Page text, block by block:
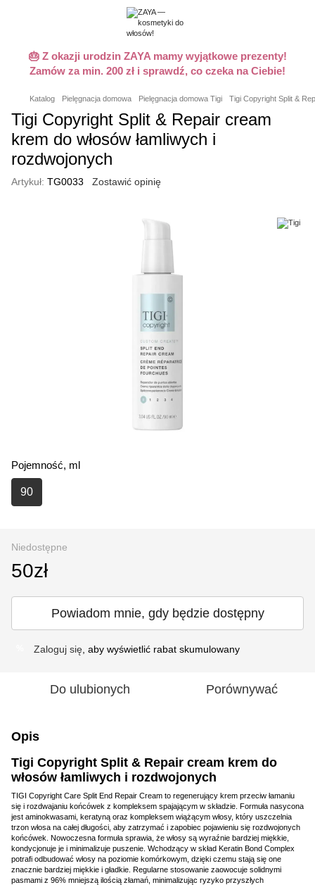
🎂 Z okazji urodzin ZAYA mamy wyjątkowe prezenty!
Zamów za min. 200 zł i sprawdź, co czeka na Ciebie!
Katalog Pielęgnacja domowa Pielęgnacja domowa Tigi Tigi Copyright Split &
Tigi Copyright Split & Repair cream
krem do włosów łamliwych i
rozdwojonych
Artykuł: TG0033 Zostawić opinię
Pojemność, ml
90
Niedostępne
50zł
Powiadom mnie, gdy będzie dostępny
Zaloguj się , aby wyświetlić rabat skumulowany
Do ulubionych Porównywać
Opis
Tigi Copyright Split & Repair cream krem do
włosów łamliwych i rozdwojonych
TIGI Copyright Care Split End Repair Cream to regenerujący krem przeciw łamaniu
się i rozdwajaniu końcówek z kompleksem spajającym w składzie. Formuła nasycona
jest aminokwasami, keratyną oraz kompleksem wiążącym włosy, który uszczelnia
trzon włosa na całej długości, aby zatrzymać i zapobiec pojawieniu się rozdwojonych
końcówek. Nowoczesna formuła sprawia, że włosy są wyraźnie bardziej miękkie,
kondycjonuje je i minimalizuje puszenie. Wchodzący w skład Keratin Bond Complex
potrafi odbudować włosy na poziomie komórkowym, dzięki czemu stają się one
znacznie bardziej miękkie i gładkie. Regularne stosowanie zaowocuje solidnymi
pasmami z 96% mniejszą ilością złamań, minimalizując ryzyko przyszłych